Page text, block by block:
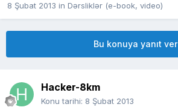
8 Şubat 2013 in Dərsliklər (e-book, video)
Bu konuya yanıt ver
Hacker-8km
Konu tarihi: 8 Şubat 2013